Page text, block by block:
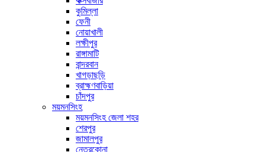
কুমিল্লা
ফেনী
নোয়াখালী
লক্ষীপুর
রাঙ্গামাটি
বান্দরবান
খাগড়াছড়ি
ব্রাহ্মণবাড়িয়া
চাঁদপুর
ময়মনসিংহ
ময়মনসিংহ জেলা শহর
শেরপুর
জামালপুর
নেত্রকোনা